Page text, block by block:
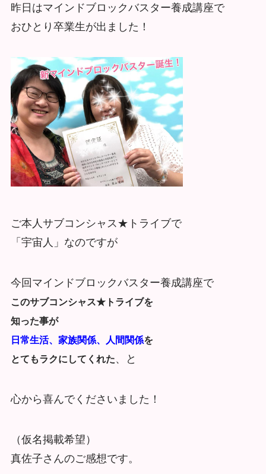
昨日はマインドブロックバスター養成講座で
おひとり卒業生が出ました！
ご本人サブコンシャス★トライブで
「宇宙人」なのですが
今回マインドブロックバスター養成講座で
このサブコンシャス★トライブを
知った事が
日常生活、家族関係、人間関係を
とてもラクにしてくれた、と
心から喜んでくださいました！
（仮名掲載希望）
真佐子さんのご感想です。